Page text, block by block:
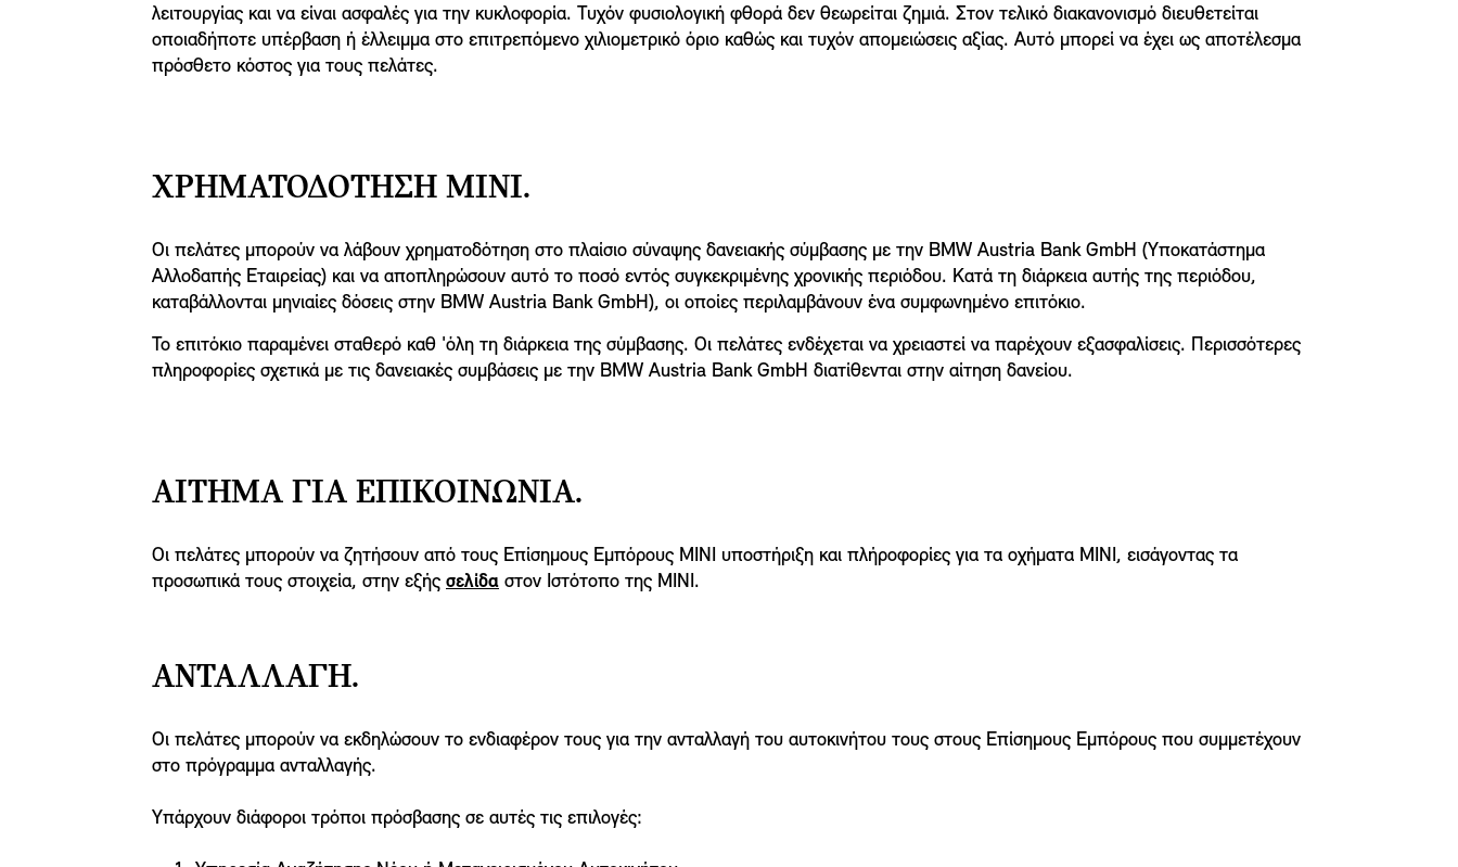
λειτουργίας και να είναι ασφαλές για την κυκλοφορία. Τυχόν φυσιολογική φθορά δεν θεωρείται ζημιά. Στον τελικό διακανονισμό διευθετείται
οποιαδήποτε υπέρβαση ή έλλειμμα στο επιτρεπόμενο χιλιομετρικό όριο καθώς και τυχόν απομειώσεις αξίας. Αυτό μπορεί να έχει ως αποτέλεσμα
πρόσθετο κόστος για τους πελάτες.
ΧΡΗΜΑΤΟΔΌΤΗΣΗ MINI.
Οι πελάτες μπορούν να λάβουν χρηματοδότηση στο πλαίσιο σύναψης δανειακής σύμβασης με την BMW Austria Bank GmbH (Υποκατάστημα
Αλλοδαπής Εταιρείας) και να αποπληρώσουν αυτό το ποσό εντός συγκεκριμένης χρονικής περιόδου. Κατά τη διάρκεια αυτής της περιόδου,
καταβάλλονται μηνιαίες δόσεις στην BMW Austria Bank GmbH), οι οποίες περιλαμβάνουν ένα συμφωνημένο επιτόκιο.
Το επιτόκιο παραμένει σταθερό καθ 'όλη τη διάρκεια της σύμβασης. Οι πελάτες ενδέχεται να χρειαστεί να παρέχουν εξασφαλίσεις. Περισσότερες
πληροφορίες σχετικά με τις δανειακές συμβάσεις με την BMW Austria Bank GmbH διατίθενται στην αίτηση δανείου.
ΑΊΤΗΜΑ ΓΙΑ ΕΠΙΚΟΙΝΩΝΊΑ.
Οι πελάτες μπορούν να ζητήσουν από τους Επίσημους Εμπόρους ΜΙΝΙ υποστήριξη και πλήροφορίες για τα οχήματα ΜΙΝΙ, εισάγοντας τα
προσωπικά τους στοιχεία, στην εξής σελίδα στον Ιστότοπο της ΜΙΝΙ.
ΑΝΤΑΛΛΑΓΉ.
Οι πελάτες μπορούν να εκδηλώσουν το ενδιαφέρον τους για την ανταλλαγή του αυτοκινήτου τους στους Επίσημους Εμπόρους που συμμετέχουν
στο πρόγραμμα ανταλλαγής.
Υπάρχουν διάφοροι τρόποι πρόσβασης σε αυτές τις επιλογές: